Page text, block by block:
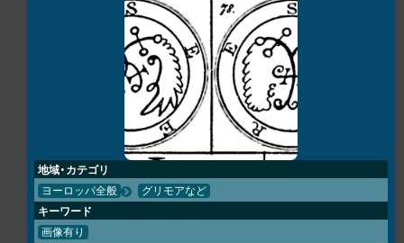
地域・カテゴリ
ヨーロッパ全般 グリモアなど
キーワード
画像有り